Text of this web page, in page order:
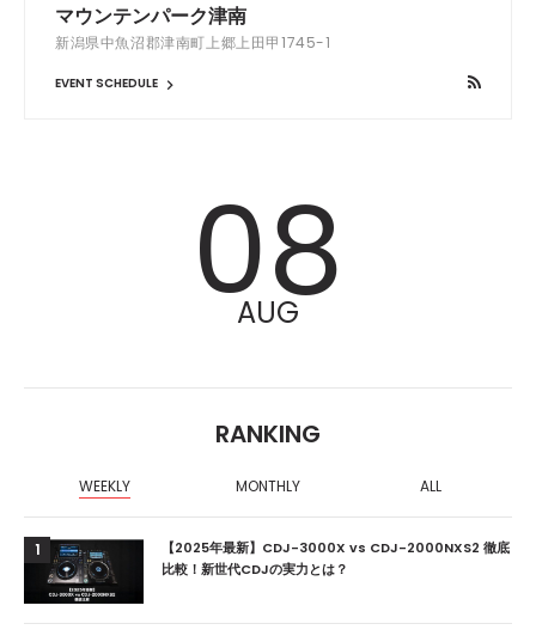
マウンテンパーク津南
新潟県中魚沼郡津南町上郷上田甲1745-1
EVENT SCHEDULE
08
AUG
RANKING
WEEKLY MONTHLY ALL
1
【2025年最新】CDJ-3000X vs CDJ-2000NXS2 徹底
比較！新世代CDJの実力とは？